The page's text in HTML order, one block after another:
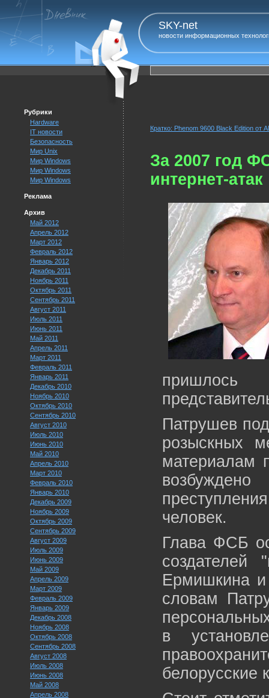
SKY-net
новости информационных
Рубрики
Hardware
IT новости
Безопасность
Мир Unix
Мир Windows
Мир Windows
Мир Windows
Реклама
Архив
Май 2012
Апрель 2012
Март 2012
Февраль 2012
Январь 2012
Декабрь 2011
Ноябрь 2011
Октябрь 2011
Сентябрь 2011
Август 2011
Июль 2011
Июнь 2011
Май 2011
Апрель 2011
Март 2011
Февраль 2011
Январь 2011
Декабрь 2010
Ноябрь 2010
Октябрь 2010
Сентябрь 2010
Август 2010
Июль 2010
Июнь 2010
Май 2010
Апрель 2010
Март 2010
Февраль 2010
Январь 2010
Декабрь 2009
Ноябрь 2009
Октябрь 2009
Сентябрь 2009
Август 2009
Июль 2009
Июнь 2009
Май 2009
Апрель 2009
Март 2009
Февраль 2009
Январь 2009
Декабрь 2008
Ноябрь 2008
Октябрь 2008
Сентябрь 2008
Август 2008
Июль 2008
Июнь 2008
Май 2008
Апрель 2008
Кратко: Phenom 9600 Black Edition от
За 2007 год
интернет-атак
Патрушев
розыскных
материалам
человек.
Глава ФСБ
создателей
Ермишкина
словам
в
белорусские